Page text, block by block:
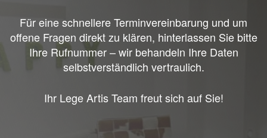
Für eine schnellere Terminvereinbarung und um
offene Fragen direkt zu klären, hinterlassen Sie bitte
Ihre Rufnummer – wir behandeln Ihre Daten
selbstverständlich vertraulich.
Ihr Lege Artis Team freut sich auf Sie!